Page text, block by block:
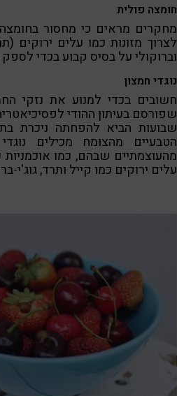
חומצה פולית
מחקרים מראים כי מחסור בחומצה
לצרוך מזונות כמו עלים ירוקים
וברוקולי על בסיס קבוע בכדי
נוגדי חמצון
חשובים בכדי למנוע את נזקי
שבועות הביא להפחתה ניכרת
הטבעיים מהצומח מכילים
מהעוצמתיים שבהם, כמו אוכמניות
עלים ירוקים כמו קייל ותרד, גוג'י-